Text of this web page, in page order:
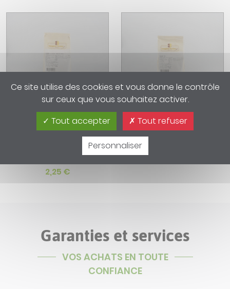
FARINE T45 EXTRA
"KNEPFEL'MEHL"
2,25 €
FARINE Type 55
Poids : 1 kg, 5 kg, 10 kg
Garanties et services
VOS ACHATS EN TOUTE
CONFIANCE
Ce site utilise des cookies et vous donne le contrôle
sur ceux que vous souhaitez activer.
Tout accepter
Tout refuser
Personnaliser